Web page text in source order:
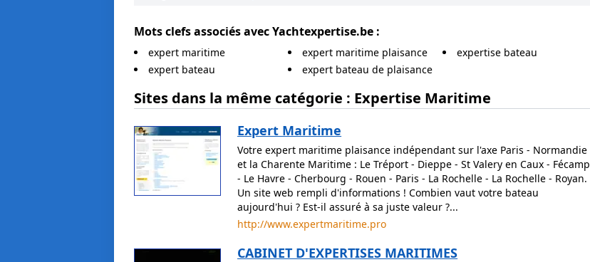
Mots clefs associés avecYachtexpertise.be :
expert maritime expert maritime plaisance
expertise bateau
expert bateau
expert bateau de plaisance
Sites dans la même catégorie : Expertise Maritime
Expert Maritime
Votre expert maritime plaisance indépendant sur l'axe Paris - Normandie
et la Charente Maritime : Le Tréport - Dieppe - St Valery en Caux - Fécamp
- Le Havre - Cherbourg - Rouen - Paris - La Rochelle - La Rochelle - Royan.
Un site web rempli d'informations ! Combien vaut votre bateau
aujourd'hui ? Est-il assuré à sa juste valeur ?...
http://www.expertmaritime.pro
CABINET D'EXPERTISES MARITIMES